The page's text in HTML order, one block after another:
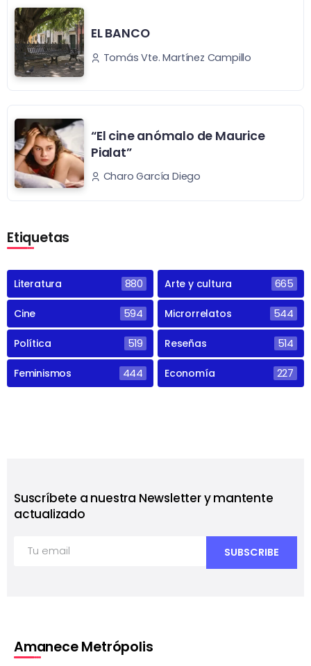
EL BANCO
Tomás Vte. Martínez Campillo
“El cine anómalo de Maurice
Pialat”
Charo García Diego
Etiquetas
Literatura 880 Arte y cultura 665
Cine 594 Microrrelatos 544
Política 519 Reseñas 514
Feminismos 444 Economía 227
Suscríbete a nuestra Newsletter y mantente
actualizado
Amanece Metrópolis